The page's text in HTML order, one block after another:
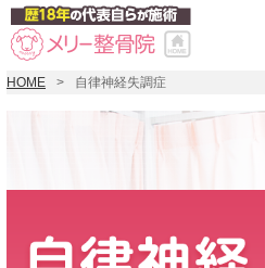
HOME 自律神経失調症